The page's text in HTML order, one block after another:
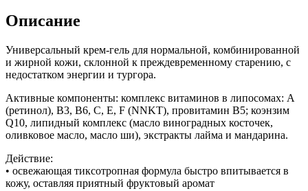
Описание
Универсальный крем-гель для нормальной, комбинированной
и жирной кожи, склонной к преждевременному старению, с
недостатком энергии и тургора.
Активные компоненты: комплекс витаминов в липосомах: А
(ретинол), В3, В6, С, Е, F (NNKT), провитамин В5; коэнзим
Q10, липидный комплекс (масло виноградных косточек,
оливковое масло, масло ши), экстракты лайма и мандарина.
Действие:
• освежающая тиксотропная формула быстро впитывается в
кожу, оставляя приятный фруктовый аромат